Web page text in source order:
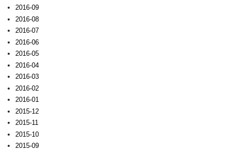
2016-09
2016-08
2016-07
2016-06
2016-05
2016-04
2016-03
2016-02
2016-01
2015-12
2015-11
2015-10
2015-09